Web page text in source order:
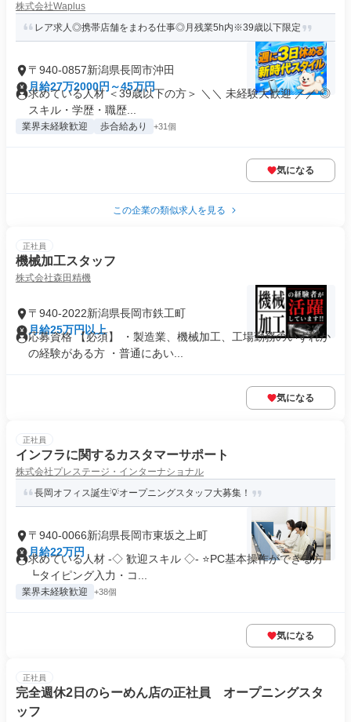
株式会社Waplus
レア求人◎携帯店舗をまわる仕事◎月残業5h内※39歳以下限定
〒940-0857新潟県長岡市沖田
月給27万2000円～45万円
求めている人材 ＜39歳以下の方＞ ＼＼ 未経験大歓迎 ／／ ◎
スキル・学歴・職歴...
業界未経験歓迎 歩合給あり +31個
気になる
この企業の類似求人を見る
正社員
機械加工スタッフ
株式会社森田精機
〒940-2022新潟県長岡市鉄工町
月給25万円以上
応募資格 【必須】 ・製造業、機械加工、工場勤務のいずれか
の経験がある方 ・普通にあい...
気になる
正社員
インフラに関するカスタマーサポート
株式会社プレステージ・インターナショナル
長岡オフィス誕生💡オープニングスタッフ大募集！
〒940-0066新潟県長岡市東坂之上町
月給22万円
求めている人材 -◇ 歓迎スキル ◇- ⭐PC基本操作ができる方
┗タイピング入力・コ...
業界未経験歓迎 +38個
気になる
正社員
完全週休2日のらーめん店の正社員 オープニングスタ
ッフ